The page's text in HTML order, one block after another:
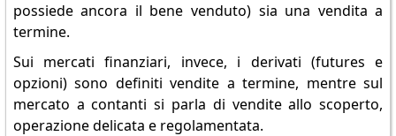
possiede ancora il bene venduto) sia una vendita a
termine.
Sui mercati finanziari, invece, i derivati (futures e
opzioni) sono definiti vendite a termine, mentre sul
mercato a contanti si parla di vendite allo scoperto,
operazione delicata e regolamentata.